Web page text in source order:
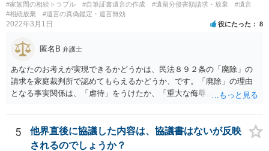
#家族間の相続トラブル #自筆証書遺言の作成 #遺留分侵害額請求・放棄
#遺言
#相続放棄
#遺言の真偽鑑定・遺言無効
2022年3月1日 役にたった 8
匿名B 弁護士
あなたのお考えが実現できるかどうかは、民法８９２条の「廃除」の
請求を家庭裁判所で認めてもらえるかどうか、です。「廃除」の理由
となる事実関係は、「虐待」をうけたか、「重大な侮辱」を受けた
「廃除」は遺言でも可能です（民法８９３条）。 弁護士に具体的な事
情を話して相談して、「廃除」が可能か、実際に法律相談を受けるこ
とをお勧めします。
5
他界直後に協議した内容は、協議書はないが反映
されるのでしょうか？